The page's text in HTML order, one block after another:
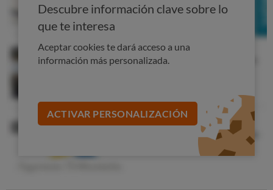
Descubre información clave sobre lo
que te interesa
Aceptar cookies te dará acceso a una
información más personalizada.
ACTIVAR PERSONALIZACIÓN